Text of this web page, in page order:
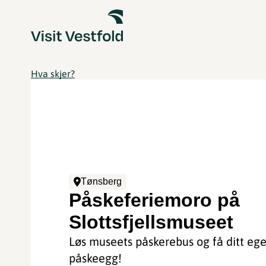
Hva skjer?
Tønsberg
Påskeferiemoro på
Slottsfjellsmuseet
Løs museets påskerebus og få ditt
påskeegg!